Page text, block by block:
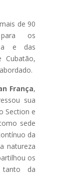
de 90
os
e das
Cubatão,
França,
sua
Section e
sede
da
natureza
os
tanto da